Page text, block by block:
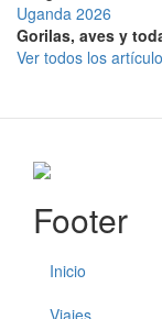
Uganda 2026
Gorilas, aves y
Ver todos los
Footer
Inicio